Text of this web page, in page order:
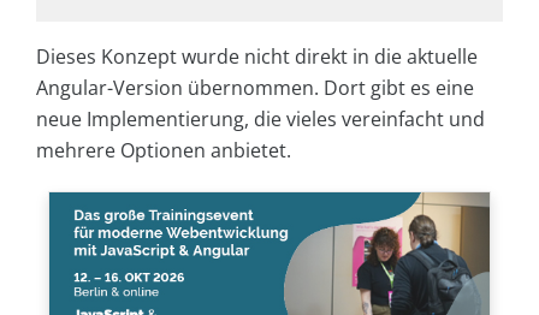
Dieses Konzept wurde nicht direkt in die aktuelle
Angular-Version übernommen. Dort gibt es eine
neue Implementierung, die vieles vereinfacht und
mehrere Optionen anbietet.